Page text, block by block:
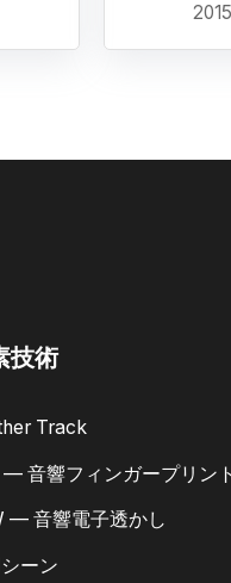
技術
Track
— 音響フィンガープリント
— 音響電子透かし
ーン